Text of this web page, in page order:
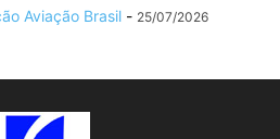
Aviação Brasil - 25/07/2026